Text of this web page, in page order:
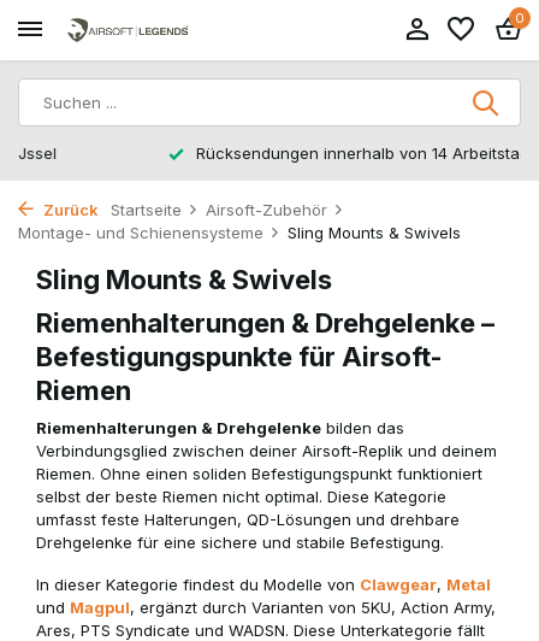
0
Rücksendungen innerhalb von 14 Arbeitstagen
Zurück Startseite
Airsoft-Zubehör
Montage- und Schienensysteme
Sling Mounts & Swivels
Sling Mounts & Swivels
Riemenhalterungen & Drehgelenke –
Befestigungspunkte für Airsoft-
Riemen
Riemenhalterungen & Drehgelenke bilden das
Verbindungsglied zwischen deiner Airsoft-Replik und deinem
Riemen. Ohne einen soliden Befestigungspunkt funktioniert
selbst der beste Riemen nicht optimal. Diese Kategorie
umfasst feste Halterungen, QD-Lösungen und drehbare
Drehgelenke für eine sichere und stabile Befestigung.
In dieser Kategorie findest du Modelle von Clawgear, Metal
und Magpul, ergänzt durch Varianten von 5KU, Action Army,
Ares, PTS Syndicate und WADSN. Diese Unterkategorie fällt